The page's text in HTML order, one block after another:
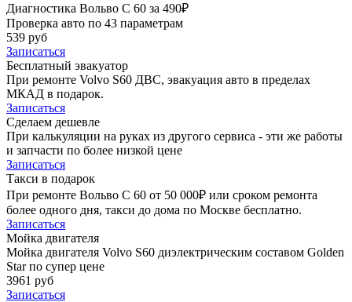
Диагностика Вольво С 60 за 490₽
Проверка авто по 43 параметрам
539 руб
Записаться
Бесплатный эвакуатор
При ремонте Volvo S60 ДВС, эвакуация авто в пределах
МКАД в подарок.
Записаться
Сделаем дешевле
При калькуляции на руках из другого сервиса - эти же работы
и запчасти по более низкой цене
Записаться
Такси в подарок
При ремонте Вольво С 60 от 50 000₽ или сроком ремонта
более одного дня, такси до дома по Москве бесплатно.
Записаться
Мойка двигателя
Мойка двигателя Volvo S60 диэлектрическим составом Golden
Star по супер цене
3961 руб
Записаться